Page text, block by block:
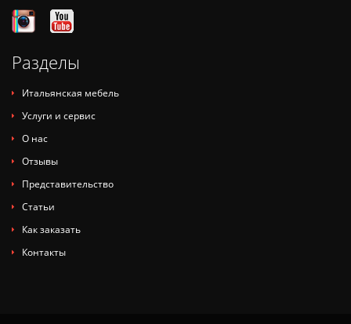
Разделы
Итальянская мебель
Услуги и сервис
О нас
Отзывы
Представительство
Статьи
Как заказать
Контакты